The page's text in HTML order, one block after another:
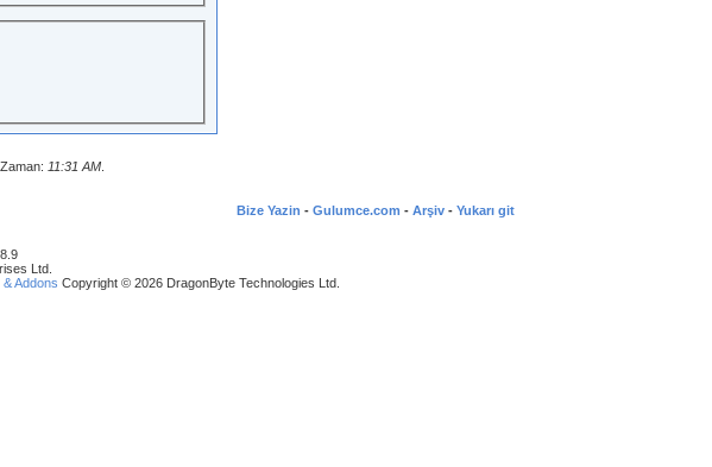
11:31 AM
Bize Yazin - Gulumce.com - Arşiv - Yukarı git
Ltd.
Addons Copyright © 2026 DragonByte Technologies Ltd.